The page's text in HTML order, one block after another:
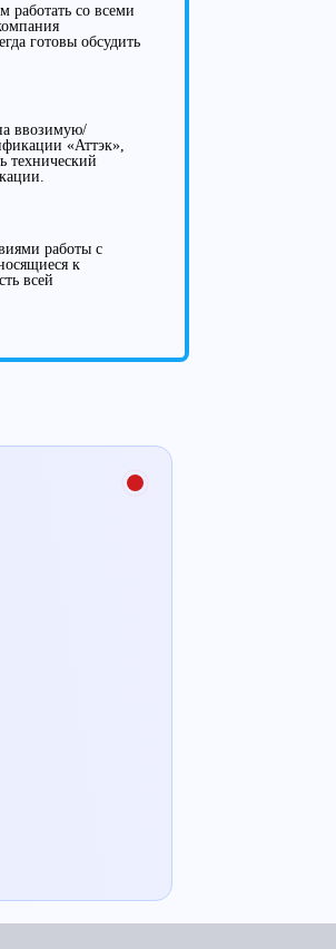
работать со всеми
готовы обсудить
ввозимую/
«Аттэк»,
технический
работы с
к
всей